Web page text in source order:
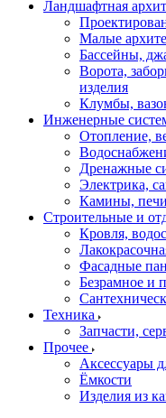
Ландшафтная
Малые
Бассейны,
Ворота,
изделия
Клумбы,
Инженерные
Отопление,
Дренажные
Электрика,
Камины,
Строительные и
Кровля,
Фасадные
Безрамное и
Техника
Запчасти,
Прочее
Аксессуары
Ёмкости
Изделия из